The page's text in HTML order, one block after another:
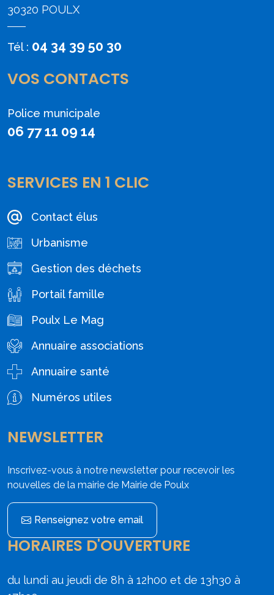
30320 POULX
Tél : 04 34 39 50 30
VOS CONTACTS
Police municipale
06 77 11 09 14
SERVICES EN 1 CLIC
Contact élus
Urbanisme
Gestion des déchets
Portail famille
Poulx Le Mag
Annuaire associations
Annuaire santé
Numéros utiles
NEWSLETTER
Inscrivez-vous à notre newsletter pour recevoir les
nouvelles de la mairie de Mairie de Poulx
Renseignez votre email
HORAIRES D'OUVERTURE
du lundi au jeudi de 8h à 12h00 et de 13h30 à